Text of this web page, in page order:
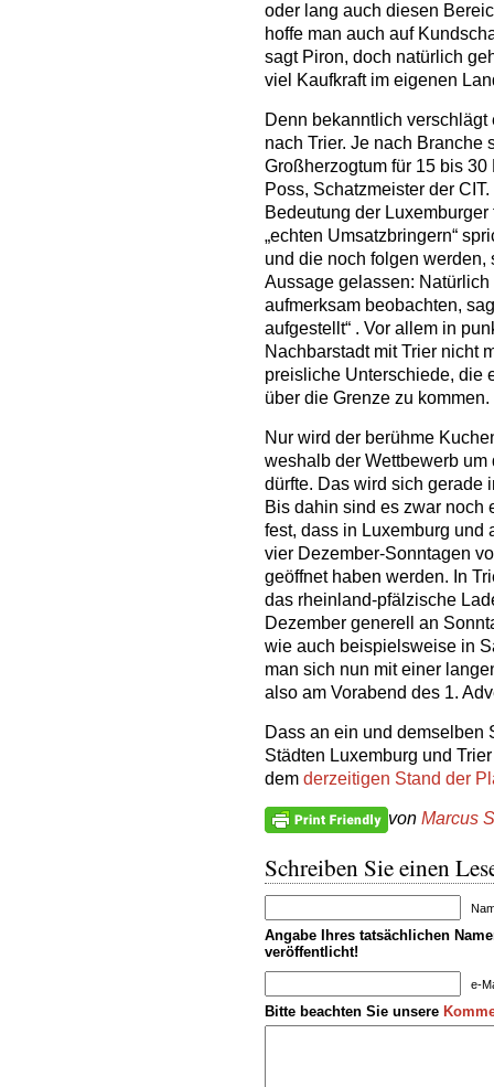
oder lang auch diesen
hoffe man auch auf
sagt Piron, doch natürlich
viel Kaufkraft im eigenen
Denn bekanntlich
nach Trier. Je nach Branche
Großherzogtum für 15 bis
Poss, Schatzmeister der
Bedeutung der
„echten Umsatzbringern“
und die noch folgen
Aussage gelassen:
aufmerksam beobachten,
aufgestellt“ . Vor allem in
Nachbarstadt mit Trier nicht
preisliche Unterschiede, die
über die Grenze zu kommen.
Nur wird der berühme
weshalb der Wettbewerb
dürfte. Das wird sich gerade
Bis dahin sind es zwar noch
fest, dass in Luxemburg und
vier Dezember-Sonntagen
geöffnet haben werden. In
das rheinland-pfälzische
Dezember generell an
wie auch beispielsweise in
man sich nun mit einer
also am Vorabend des 1.
Dass an ein und demselben
Städten Luxemburg und
dem derzeitigen Stand der
von Marcus
Schreiben Sie einen
Angabe Ihres tatsächlichen
veröffentlicht!
e-
Bitte beachten Sie unsere